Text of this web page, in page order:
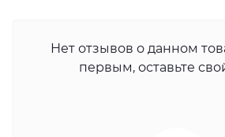
Нет отзывов о данном
первым, оставьте